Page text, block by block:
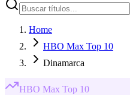
Home
HBO Max Top 10
Dinamarca
HBO Max Top 10